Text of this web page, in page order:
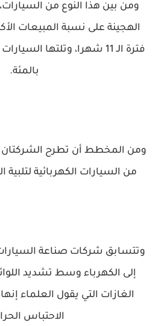
ومن بين هذا النوع من
بالمئة.
ومن المخطط أن تطرح الشركتان
من السيارات الكهربائية لتلبية
وتتسابق شركات صناعة السيارات
إلى الكهرباء وسط تشديد
الغازات التي يقول العلماء
الاحتباس